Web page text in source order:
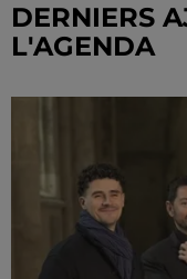
DERNIERS
L'AGENDA